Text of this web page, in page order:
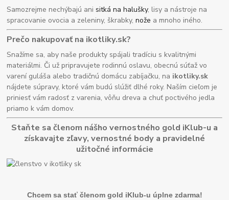
Samozrejme nechýbajú anisitká na halušky, lisy a nástroje na
spracovanie ovocia a zeleniny, škrabky,nože a mnoho iného.
Prečo nakupovať na ikotliky.sk?
Snažíme sa, aby naše produkty spájali tradíciu s kvalitnými
materiálmi. Či už pripravujete rodinnú oslavu, obecnú súťaž vo
varení guláša alebo tradičnú domácu zabíjačku, na ikotliky.sk
nájdete súpravy, ktoré vám budú slúžiť dlhé roky. Naším cieľom je
priniesť vám radosť z varenia, vôňu dreva a chuť poctivého jedla
priamo k vám domov.
Staňte sa členom nášho vernostného gold iKlub-u a
získavajte zľavy, vernostné body a pravidelné
užitočné informácie
Chcem sa stať členom gold iKlub-u úplne zdarma!